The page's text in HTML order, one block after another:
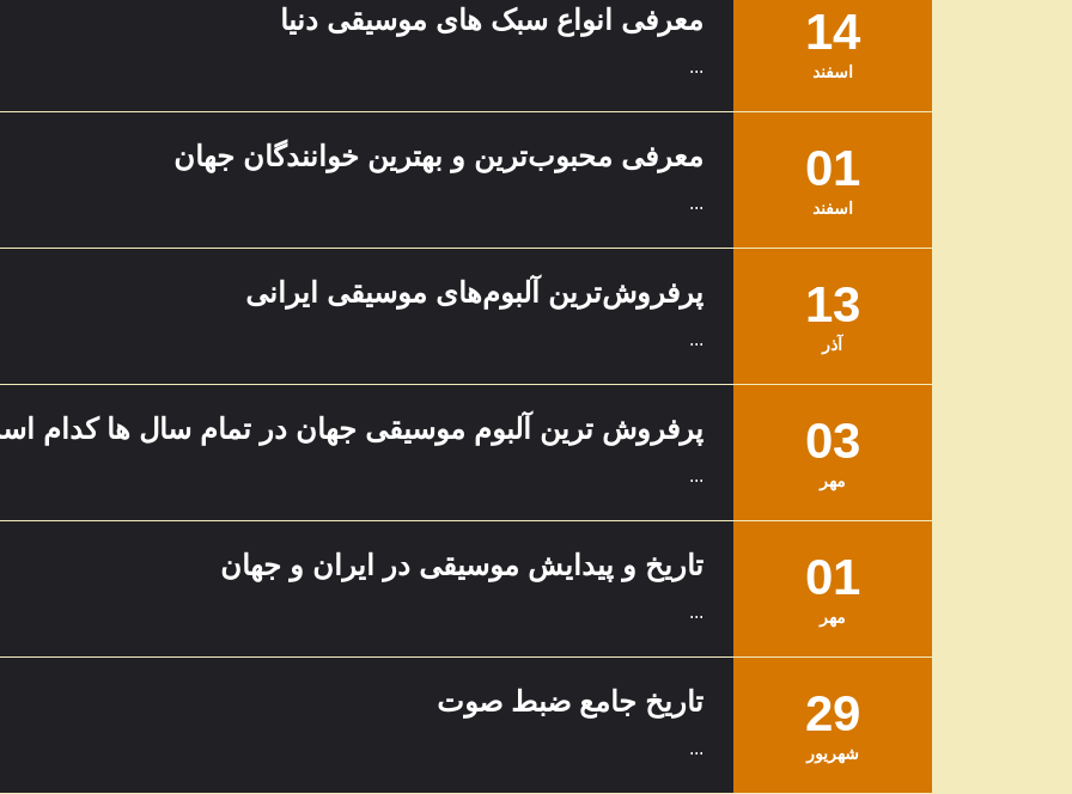
14
اسفند
معرفی انواع سبک های موسیقی دنیا
...
01
اسفند
معرفی محبوب‌ترین و بهترین خوانندگان جهان
...
13
آذر
پرفروش‌ترین آلبوم‌های موسیقی ایرانی
...
03
مهر
پرفروش ترین آلبوم موسیقی جهان در تمام سال ها کدام
...
01
مهر
تاریخ و پیدایش موسیقی در ایران و جهان
...
29
شهریور
تاریخ جامع ضبط صوت
...